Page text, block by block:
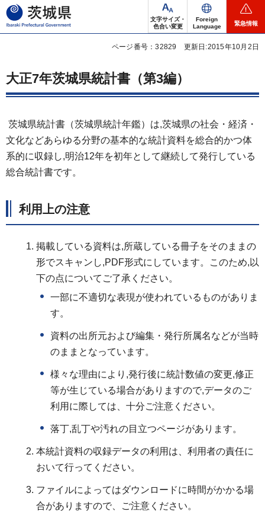
茨城県
文字サイズ・
色合い変更
Foreign
Language
緊急情報
ページ番号：32829 更新日:2015年10月2日
大正7年茨城県統計書（第3編）
茨城県統計書（茨城県統計年鑑）は,茨城県の社会・経済・
文化などあらゆる分野の基本的な統計資料を総合的かつ体
系的に収録し,明治12年を初年として継続して発行している
総合統計書です。
利用上の注意
掲載している資料は,所蔵している冊子をそのままの
形でスキャンし,PDF形式にしています。このため,以
下の点についてご了承ください。
一部に不適切な表現が使われているものがありま
す。
資料の出所元および編集・発行所属名などが当時
のままとなっています。
様々な理由により,発行後に統計数値の変更,修正
等が生じている場合がありますので,データのご
利用に際しては、十分ご注意ください。
落丁,乱丁や汚れの目立つページがあります。
本統計資料の収録データの利用は、利用者の責任に
おいて行ってください。
ファイルによってはダウンロードに時間がかかる場
合がありますので、ご注意ください。